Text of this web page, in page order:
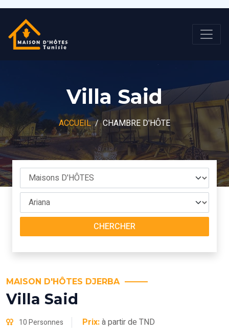
Villa Said
ACCUEIL CHAMBRE D'HÔTE
CHERCHER
MAISON D'HÔTES DJERBA
Villa Said
10 Personnes Prix:à partir de TND